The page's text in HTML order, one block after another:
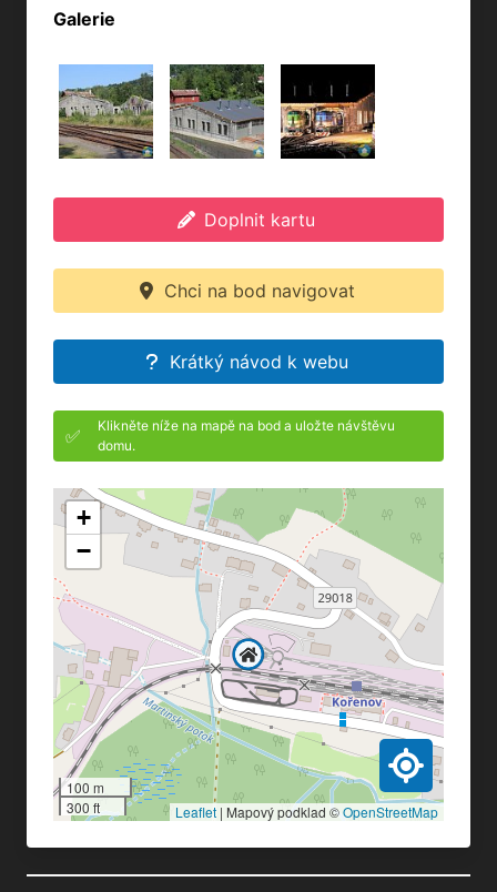
Galerie
Doplnit kartu
Chci na bod navigovat
Krátký návod k webu
✅
Klikněte níže na mapě na bod a uložte návštěvu
domu.
+
−
100 m
300 ft
Leaflet | Mapový podklad ©OpenStreetMap